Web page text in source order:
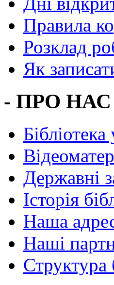
Правила
Розклад
Як
- ПРО НАС
Державні
Історія
Наша
Наші
Структура